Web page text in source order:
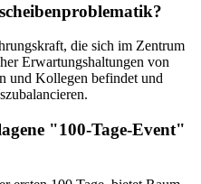
die sich im Zentrum
Erwartungshaltungen von
und Kollegen befindet und
"100-Tage-Event"